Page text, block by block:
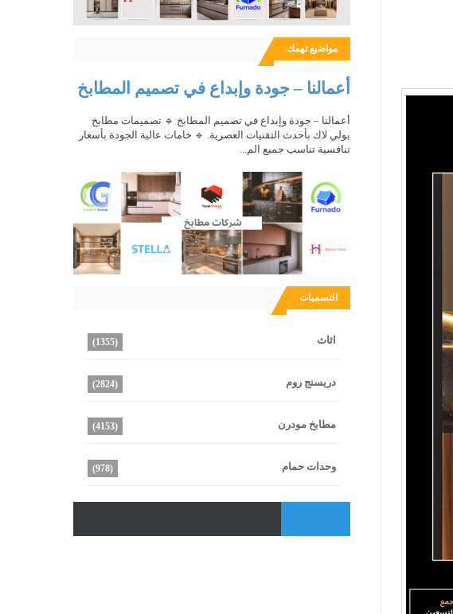
مواضيع تهمك
أعمالنا – جودة وإبداع في تصميم المطابخ
أعمالنا – جودة وإبداع في تصميم المطابخ 🔹 تصميمات مطابخ
بولي لاك بأحدث التقنيات العصرية. 🔹 خامات عالية الجودة بأسعار
تنافسية تناسب جميع الم...
التسميات
اثاث (1355)
دريسنج روم (2824)
مطابخ مودرن (4153)
وحدات حمام (978)